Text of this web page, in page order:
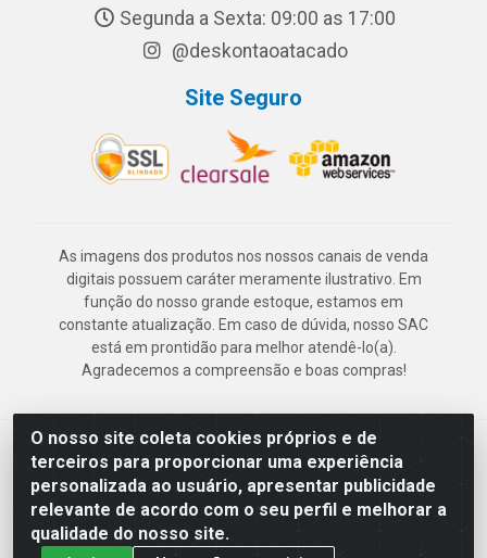
O nosso site coleta cookies próprios e de
terceiros para proporcionar uma experiência
personalizada ao usuário, apresentar publicidade
relevante de acordo com o seu perfil e melhorar a
qualidade do nosso site.
Segunda a Sexta: 09:00 as 17:00
@deskontaoatacado
Site Seguro
As imagens dos produtos nos nossos canais de venda
digitais possuem caráter meramente ilustrativo. Em
função do nosso grande estoque, estamos em
constante atualização. Em caso de dúvida, nosso SAC
está em prontidão para melhor atendê-lo(a).
Agradecemos a compreensão e boas compras!
Deskontão Atacado - Av. Marechal Mascarenhas de Morais, 2471 -
Imbiribeira - Recife/PE - CEP 51.150-001 - CNPJ 24.150.377/0003-
57